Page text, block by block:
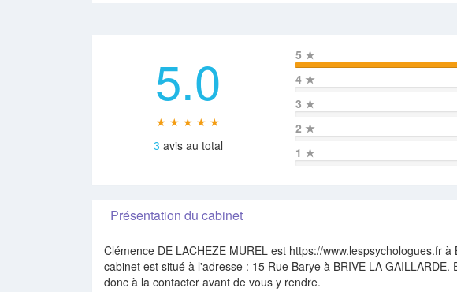
5.0
★ ★ ★ ★ ★
3 avis au total
5 ★
4 ★
3 ★
2 ★
1 ★
Présentation du cabinet
Clémence DE LACHEZE MUREL est https://www.lespsychologues.fr
cabinet est situé à l'adresse : 15 Rue Barye à BRIVE LA
donc à la contacter avant de vous y rendre.